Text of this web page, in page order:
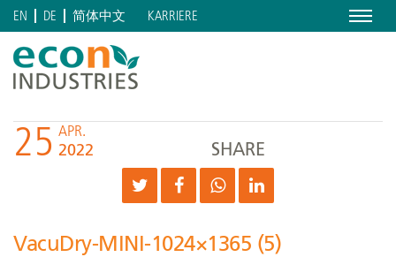
Menu
EN DE 简体中文 KARRIERE
25 APR.
2022 SHARE
VacuDry-MINI-1024×1365 (5)